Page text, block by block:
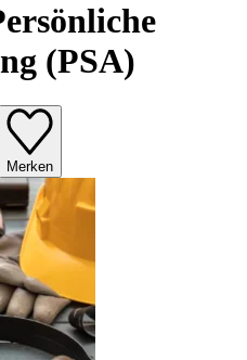
(PSA)
Merken